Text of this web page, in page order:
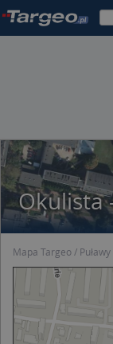
Okulista
Mapa Targeo Puławy